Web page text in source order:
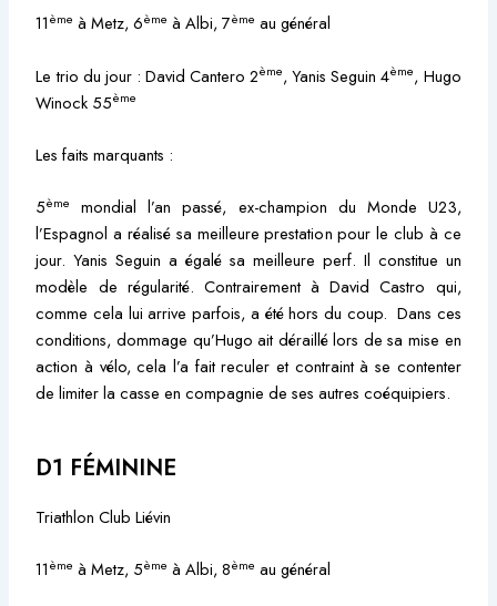
11ème à Metz, 6ème à Albi, 7ème au général
Le trio du jour : David Cantero 2ème, Yanis Seguin 4ème, Hugo
Winock 55ème
Les faits marquants :
5ème
mondial l’an passé, ex-champion du Monde U23,
l’Espagnol a réalisé sa meilleure prestation pour le club à ce
jour. Yanis Seguin a égalé sa meilleure perf. Il constitue un
modèle de régularité. Contrairement à David Castro qui,
comme cela lui arrive parfois, a été hors du coup. Dans ces
conditions, dommage qu’Hugo ait déraillé lors de sa mise en
action à vélo, cela l’a fait reculer et contraint à se contenter
de limiter la casse en compagnie de ses autres coéquipiers.
D1 FÉMININE
Triathlon Club Liévin
11ème à Metz, 5ème à Albi, 8ème au général